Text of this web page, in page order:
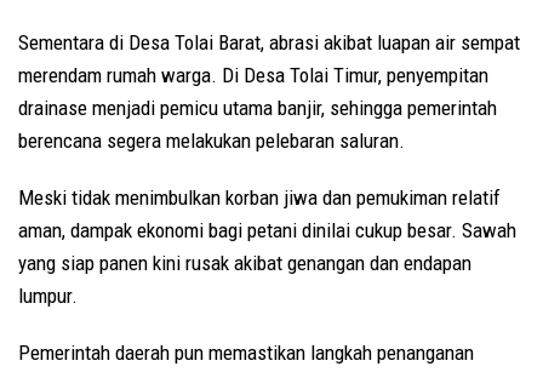
Sementara di Desa Tolai Barat, abrasi akibat luapan air sempat
merendam rumah warga. Di Desa Tolai Timur, penyempitan
drainase menjadi pemicu utama banjir, sehingga pemerintah
berencana segera melakukan pelebaran saluran.
Meski tidak menimbulkan korban jiwa dan pemukiman relatif
aman, dampak ekonomi bagi petani dinilai cukup besar. Sawah
yang siap panen kini rusak akibat genangan dan endapan
lumpur.
Pemerintah daerah pun memastikan langkah penanganan